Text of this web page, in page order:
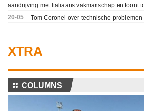
aandrijving met Italiaans vakmanschap en toont
20-05
Tom Coronel over technische
XTRA
⚏ COLUMNS